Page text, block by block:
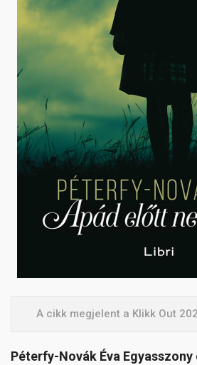
A cikk megjelent a Klikk Out
Péterfy-Novák Éva